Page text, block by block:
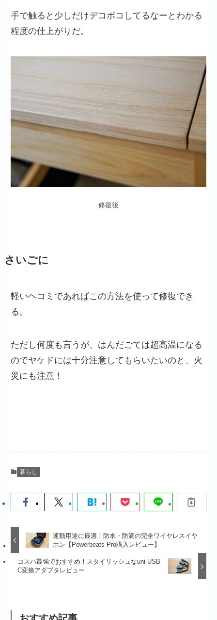
手で触ると少しだけデコボコしてるなーとわかる
程度の仕上がりだ。
修復後
さいごに
軽いヘコミであればこの方法を使って修復でき
る。
ただし何度も言うが、はんだごては超高温になる
のでヤケドには十分注意してもらいたいのと、火
災にも注意！
暮らし
運動用途に最適！防水・防滴の完全ワイヤレスイヤ
ホン【Powerbeats Pro購入レビュー】
コスパ最強でおすすめ！スタイリッシュなuni USB-
C変換アダプタレビュー